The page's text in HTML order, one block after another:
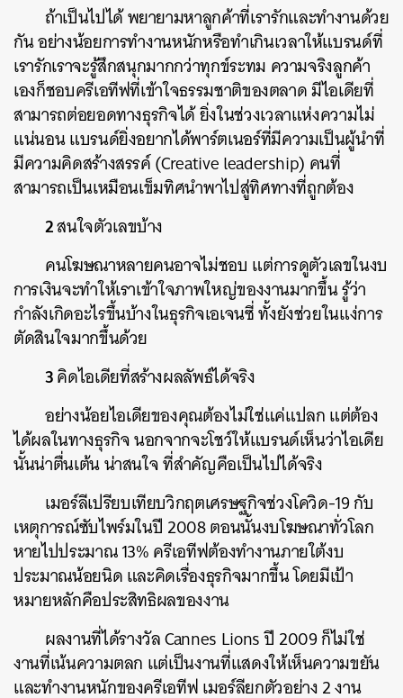
ถ้าเป็นไปได้พยายามหาลูกค้าที่เรารักและทำงานด้วย
กันอย่างน้อยการทำงานหนักหรือทำเกินเวลาให้แบรนด์ที่
เรารักเราจะรู้สึกสนุกมากกว่าทุกข์ระทม ความจริงลูกค้า
เองก็ชอบครีเอทีฟที่เข้าใจธรรมชาติของตลาดมีไอเดียที่
สามารถต่อยอดทางธุรกิจได้ยิ่งในช่วงเวลาแห่งความไม่
แน่นอนแบรนด์ยิ่งอยากได้พาร์ตเนอร์ที่มีความเป็นผู้นำที่
มีความคิดสร้างสรรค์(Creative leadership) คนที่
สามารถเป็นเหมือนเข็มทิศนำพาไปสู่ทิศทางที่ถูกต้อง
2สนใจตัวเลขบ้าง
คนโฆษณาหลายคนอาจไม่ชอบ แต่การดูตัวเลขในงบ
การเงินจะทำให้เราเข้าใจภาพใหญ่ของงานมากขึ้นรู้ว่า
กำลังเกิดอะไรขึ้นบ้างในธุรกิจเอเจนซี่ทั้งยังช่วยในแง่การ
ตัดสินใจมากขึ้นด้วย
3คิดไอเดียที่สร้างผลลัพธ์ได้จริง
อย่างน้อยไอเดียของคุณต้องไม่ใช่แค่แปลกแต่ต้อง
ได้ผลในทางธุรกิจนอกจากจะโชว์ให้แบรนด์เห็นว่าไอเดีย
นั้นน่าตื่นเต้นน่าสนใจที่สำคัญคือเป็นไปได้จริง
เมอร์ลีเปรียบเทียบวิกฤตเศรษฐกิจช่วงโควิด-19กับ
เหตุการณ์ซับไพร์มในปี 2008ตอนนั้นงบโฆษณาทั่วโลก
หายไปประมาณ13%ครีเอทีฟต้องทำงานภายใต้งบ
ประมาณน้อยนิดและคิดเรื่องธุรกิจมากขึ้นโดยมีเป้า
หมายหลักคือประสิทธิผลของงาน
ผลงานที่ได้รางวัลCannes Lionsปี 2009ก็ไม่ใช่
งานที่เน้นความตลก แต่เป็นงานที่แสดงให้เห็นความขยัน
และทำงานหนักของครีเอทีฟเมอร์ลียกตัวอย่าง2งาน
ค้นหา